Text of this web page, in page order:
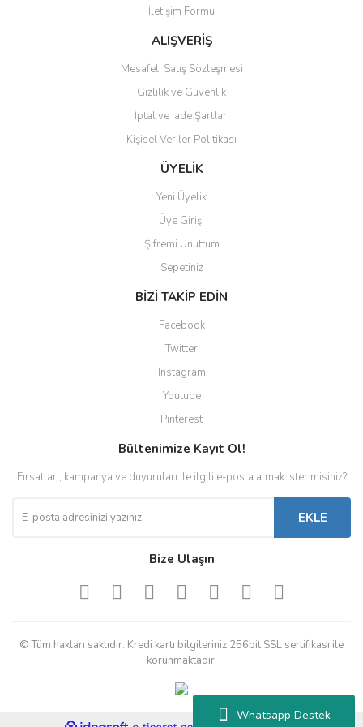
Whatsapp Destek
Ürün fiyatı diğer sitelerden daha pahalı.
Bu ürüne benzer farklı alternatifler olmalı.
Gönder
İletişim Formu
ALIŞVERİŞ
Mesafeli Satış Sözleşmesi
Gizlilik ve Güvenlik
İptal ve İade Şartları
Kişisel Veriler Politikası
ÜYELİK
Yeni Üyelik
Üye Girişi
Şifremi Unuttum
Sepetiniz
BİZİ TAKİP EDİN
Facebook
Twitter
Instagram
Youtube
Pinterest
Bültenimize Kayıt Ol!
Fırsatları, kampanya ve duyuruları ile ilgili e-posta almak ister misiniz?
EKLE
Bize Ulaşın
© Tüm hakları saklıdır. Kredi kartı bilgileriniz 256bit SSL sertifikası ile
korunmaktadır.